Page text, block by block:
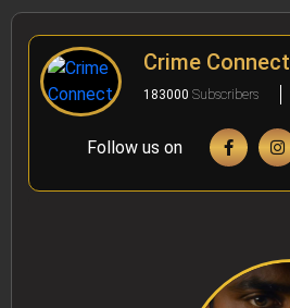
Crime Connect
183000 Subscribers
Follow us on